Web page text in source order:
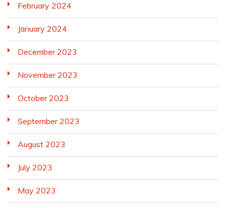
February 2024
January 2024
December 2023
November 2023
October 2023
September 2023
August 2023
July 2023
May 2023